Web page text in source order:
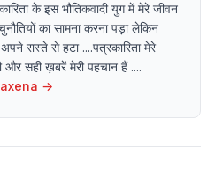
के इस भौतिकवादी युग में मेरे जीवन
का सामना करना पड़ा लेकिन
रास्ते से हटा ....पत्रकारिता मेरे
और सही ख़बरें मेरी पहचान हैं ....
→